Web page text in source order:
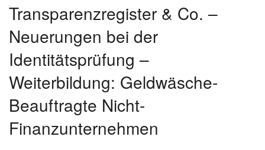
Transparenzregister & Co. –
Neuerungen bei der
Identitätsprüfung –
Weiterbildung: Geldwäsche-
Beauftragte Nicht-
Finanzunternehmen